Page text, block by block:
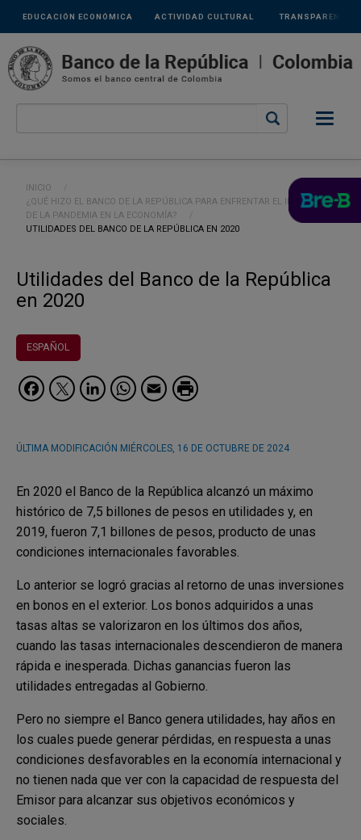
Pasar al contenido principal
Links
secundarios
ACTIVIDAD CULTURAL
EDUCACIÓN ECONÓMICA TRANSPARENCIA
Ruta de navegación
INICIO
¿QUÉ HIZO EL BANCO DE LA REPÚBLICA PARA ENFRENTAR EL IMPACTO
DE LA PANDEMIA EN LA ECONOMÍA?
CURRENT:
UTILIDADES DEL BANCO DE LA REPÚBLICA EN 2020
Utilidades del Banco de la República
en 2020
ESPAÑOL
Facebook
Twitter
LinkedIn
WhatsApp
Email
ÚLTIMA MODIFICACIÓN MIÉRCOLES, 16 DE OCTUBRE DE 2024
En 2020 el Banco de la República alcanzó un máximo
histórico de 7,5 billones de pesos en utilidades y, en
2019, fueron 7,1 billones de pesos, producto de unas
condiciones internacionales favorables.
Lo anterior se logró gracias al retorno de unas inversiones
en bonos en el exterior. Los bonos adquiridos a unas
tasas altas se valorizaron en los últimos dos años,
cuando las tasas internacionales descendieron de manera
rápida e inesperada. Dichas ganancias fueron las
utilidades entregadas al Gobierno.
Pero no siempre el Banco genera utilidades, hay años en
los cuales puede generar pérdidas, en respuesta a unas
condiciones desfavorables en la economía internacional y
no tienen nada que ver con la capacidad de respuesta del
Emisor para alcanzar sus objetivos económicos y
sociales.